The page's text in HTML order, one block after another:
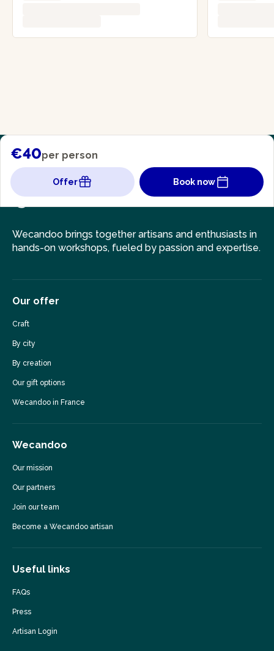
€40per person
Offer Book now
Wecandoo brings together artisans and enthusiasts in
hands-on workshops, fueled by passion and expertise.
Our offer
Craft
By city
By creation
Our gift options
Wecandoo in France
Wecandoo
Our mission
Our partners
Join our team
Become a Wecandoo artisan
Useful links
FAQs
Press
Artisan Login